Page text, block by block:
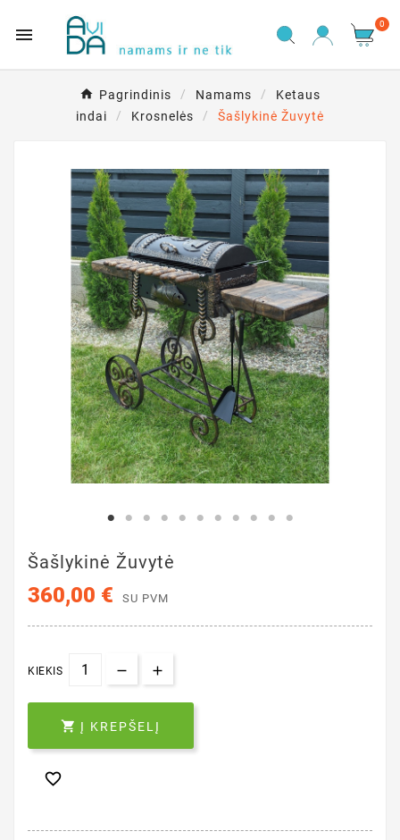

0
Pagrindinis Namams
Ketaus
indai
Krosnelės Šašlykinė Žuvytė
Šašlykinė Žuvytė
360,00 € SU PVM
KIEKIS
 Į KREPŠELĮ
